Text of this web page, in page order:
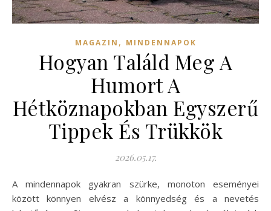
MAGAZIN , MINDENNAPOK
Hogyan Találd Meg A
Humort A
Hétköznapokban Egyszerű
Tippek És Trükkök
2026.05.17.
A mindennapok gyakran szürke, monoton eseményei
között könnyen elvész a könnyedség és a nevetés